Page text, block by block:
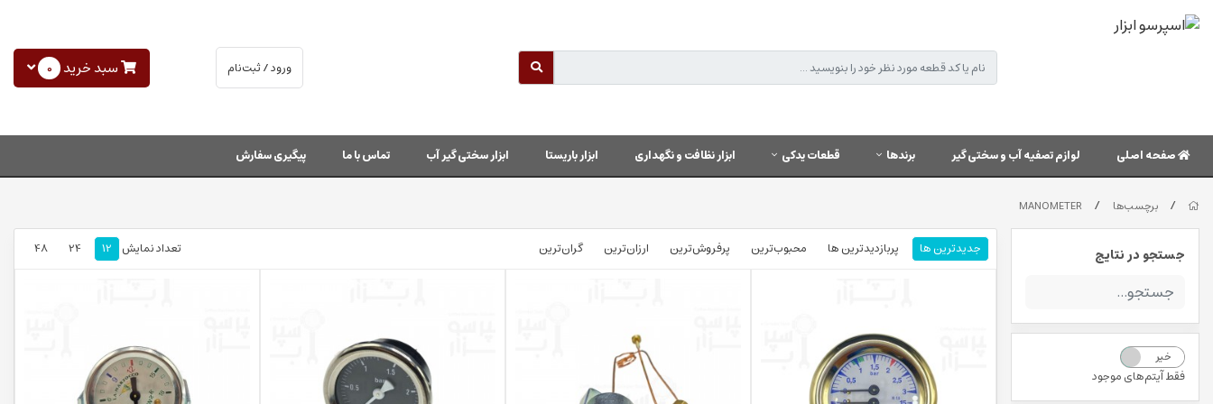
ورود / ثبت‌نام سبد خرید 0
صفحه اصلی لوازم تصفیه آب و سختی گیر برندها قطعات یدکی ابزار نظافت و نگهداری ابزار باریستا ابزار سختی گیر آب تماس با ما پیگیری سفارش
/ برچسب‌ها /
MANOMETER
جستجو در نتایج
خیر
فقط آیتم‌های موجود
جدیدترین ها پربازدیدترین ها محبوب‌‌ترین پرفروش‌ترین ارزان‌ترین گران‌ترین تعداد نمایش 12
24
48